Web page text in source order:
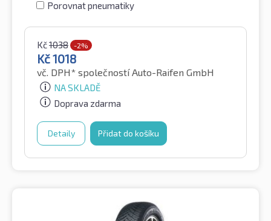
Porovnat pneumatiky
Kč1038 -2%
Kč1018
vč. DPH* společností Auto-Raifen GmbH
NA SKLADĚ
Doprava zdarma
Detaily Přidat do košíku